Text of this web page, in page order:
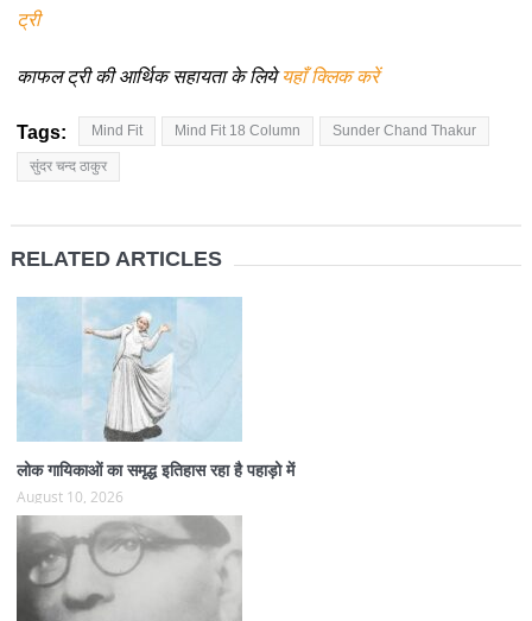
ट्री
काफल ट्री की आर्थिक सहायता के लियेयहाँ क्लिक करें
Tags: Mind Fit Mind Fit 18 Column Sunder Chand Thakur
सुंदर चन्द ठाकुर
RELATED ARTICLES
लोक गायिकाओं का समृद्ध इतिहास रहा है पहाड़ो में
August 10, 2026